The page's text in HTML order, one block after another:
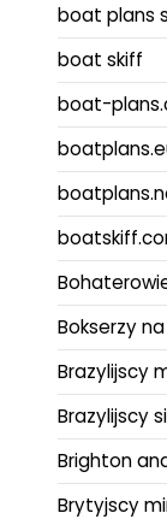
boat plans
boat skiff
boat-
Bokserzy
Brazylijscy
Brazylijscy
Brighton
Brytyjscy